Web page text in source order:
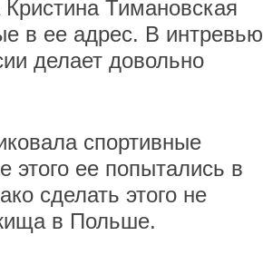
Тимановская
в ее адрес. В интревью
делает довольно
спортивные
ее попытались в
сделать этого не
в Польше.